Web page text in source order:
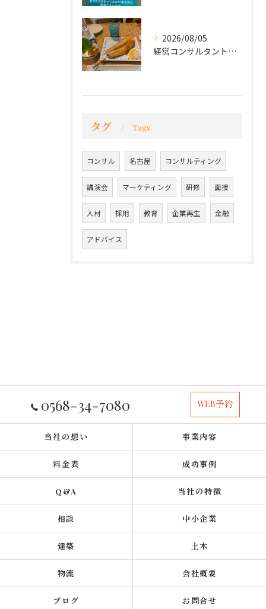
2026/08/05
経営コンサルタントのモーちゃん・毛利京申です。
タグ Tags
コンサル 名古屋 コンサルティング
講演会 マーケティング 研修 面接
人材 採用 教育 企業再生 金融
アドバイス
0568-34-7080 WEB予約
当社の想い 事業内容
料金表 成功事例
Q&A 当社の特徴
相談 中小企業
建築 土木
物流 会社概要
ブログ お問合せ